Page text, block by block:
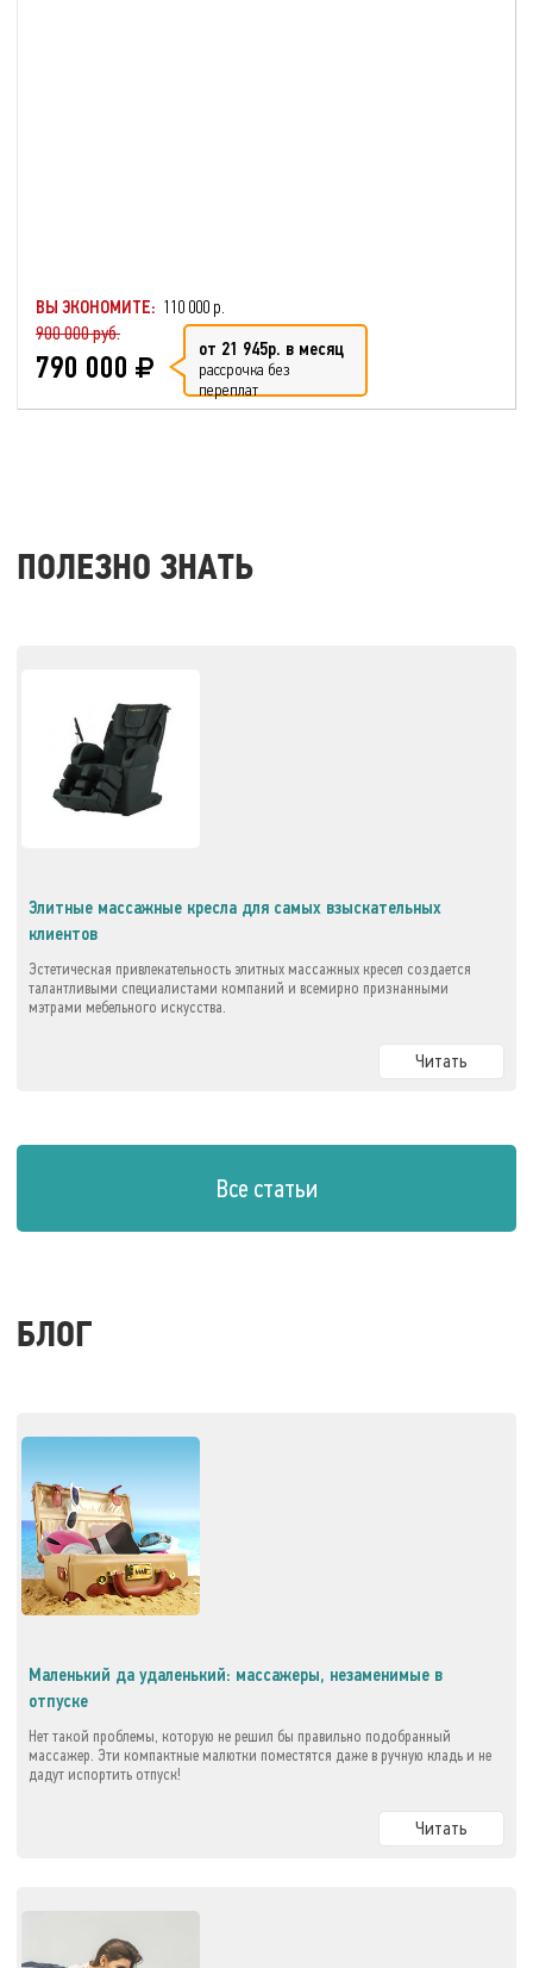
ВЫ ЭКОНОМИТЕ: 110 000 р.
900 000 руб.
790 000 от 21 945р. в месяц
рассрочка без
переплат
ПОЛЕЗНО ЗНАТЬ
Элитные массажные кресла для самых взыскательных
клиентов
Эстетическая привлекательность элитных массажных кресел создается
талантливыми специалистами компаний и всемирно признанными
мэтрами мебельного искусства.
Читать
Все статьи
БЛОГ
Маленький да удаленький: массажеры, незаменимые в
отпуске
Нет такой проблемы, которую не решил бы правильно подобранный
массажер. Эти компактные малютки поместятся даже в ручную кладь и не
дадут испортить отпуск!
Читать